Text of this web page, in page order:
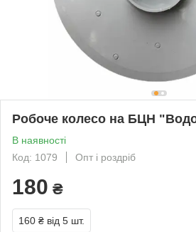
Робоче колесо на БЦН
В наявності
Код: 1079
Опт і роздріб
180 ₴
160 ₴ від 5 шт.